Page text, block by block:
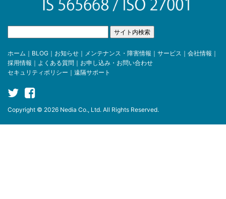
ホーム ｜ BLOG ｜ お知らせ ｜ メンテナンス・障害情報 ｜ サービス ｜ 会社情報 ｜
採用情報 ｜ よくある質問 ｜ お申し込み・お問い合わせ
セキュリティポリシー ｜ 遠隔サポート
Copyright © 2026 Nedia Co., Ltd. All Rights Reserved.